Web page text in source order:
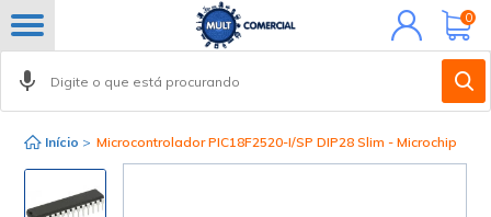
Minha
conta
0
Início > Microcontrolador PIC18F2520-I/SP DIP28 Slim - Microchip